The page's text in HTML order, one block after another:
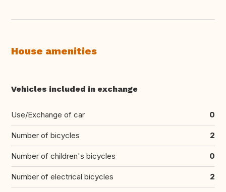
House amenities
Vehicles included in exchange
Use/Exchange of car 0
Number of bicycles 2
Number of children's bicycles 0
Number of electrical bicycles 2